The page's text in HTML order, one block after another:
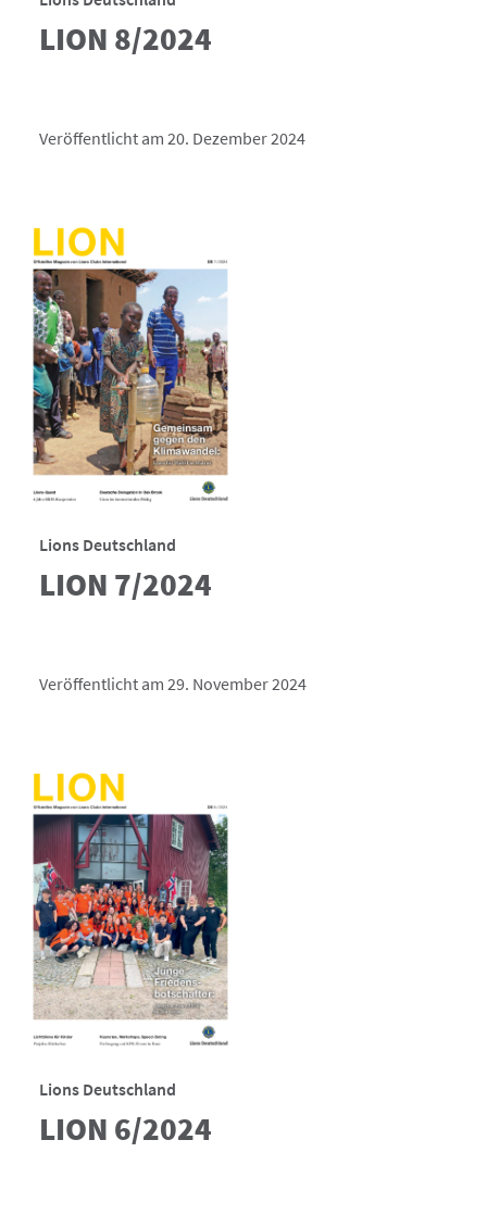
LION 8/2024
Veröffentlicht am 20. Dezember 2024
Lions Deutschland
LION 7/2024
Veröffentlicht am 29. November 2024
Lions Deutschland
LION 6/2024